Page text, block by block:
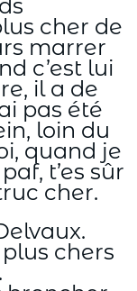
cher de
marrer
c’est lui
il a de
pas été
loin du
quand je
t’es sûr
cher.
chers